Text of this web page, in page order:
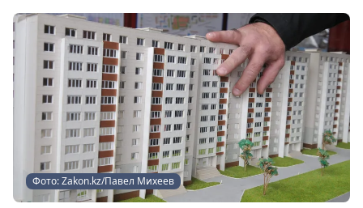
Фото: Zakon.kz/Павел Михеев